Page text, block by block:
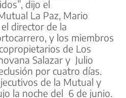
dijo el
La Paz, Mario
director de la
y los miembros
de Los
Salazar y Julio
por cuatro días.
de la Mutual y
la noche del 6 de junio.